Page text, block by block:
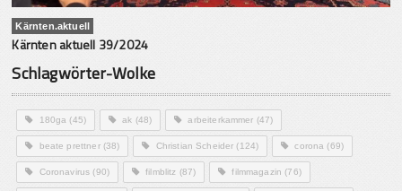
Kärnten.aktuell
Kärnten aktuell 39/2024
Schlagwörter-Wolke
180ga (45) ak (48) arbeiterkammer (47)
beate prettner(38) Christian Scheider (124) corona (69)
Coronavirus (90) filmblitz (87) filmmagazin (76)